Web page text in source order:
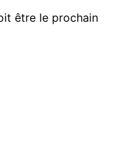
être le prochain